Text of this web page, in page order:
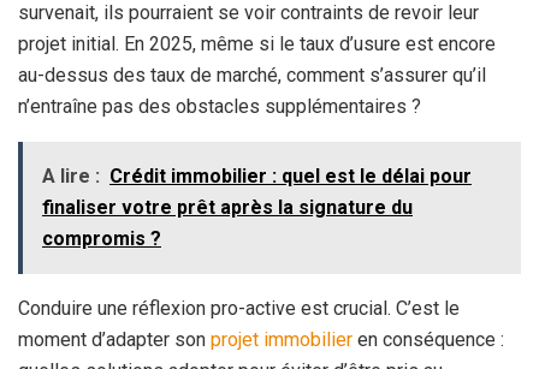
survenait, ils pourraient se voir contraints de revoir leur
projet initial. En 2025, même si le taux d’usure est encore
au-dessus des taux de marché, comment s’assurer qu’il
n’entraîne pas des obstacles supplémentaires ?
A lire : Crédit immobilier : quel est le délai pour
finaliser votre prêt après la signature du
compromis ?
Conduire une réflexion pro-active est crucial. C’est le
moment d’adapter son projet immobilier en conséquence :